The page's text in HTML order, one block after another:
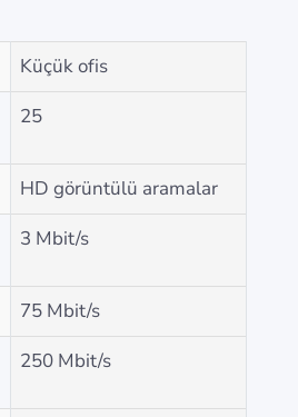
Küçük ofis
25
HD görüntülü aramalar
3 Mbit/s
75 Mbit/s
250 Mbit/s